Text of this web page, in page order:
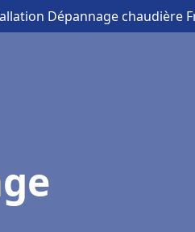
Dépannage chaudière